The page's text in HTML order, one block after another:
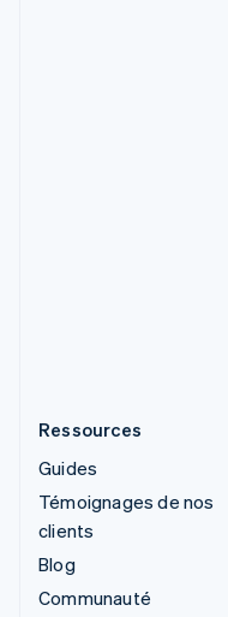
Ressources
Guides
Témoignages de nos
clients
Blog
Communauté